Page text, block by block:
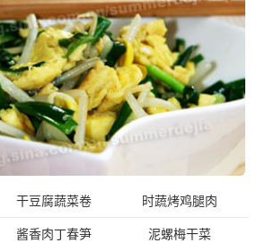
干豆腐蔬菜卷 时蔬烤鸡腿肉
酱香肉丁春笋 泥螺梅干菜